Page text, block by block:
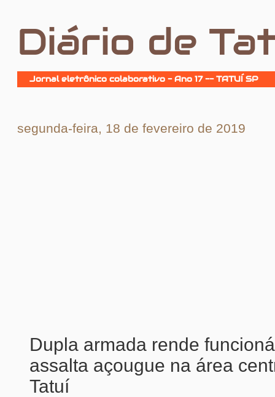
Diário de
Jornal eletrônico colaborativo - Ano 17 -- TATUÍ SP
segunda-feira, 18 de fevereiro de 2019
Dupla armada rende
assalta açougue na área
Tatuí